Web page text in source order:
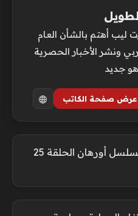
أهتم بالشأن العام
ونشر الأخبار الحصرية
جديد
عرض صفحة الكاتب
بعد تأجيلها.. موعد عرض مسلسل أورهان الحلقة 25